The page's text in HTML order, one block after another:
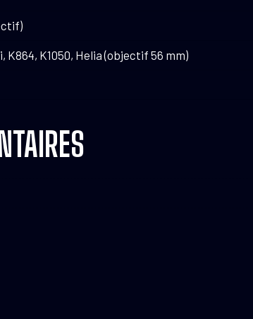
K864, K1050, Helia (objectif 56 mm)